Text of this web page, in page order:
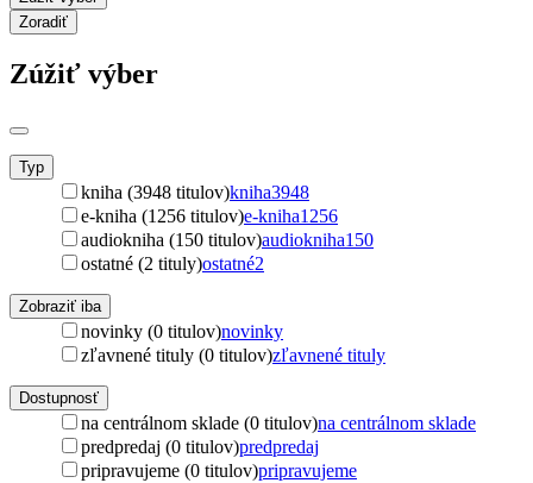
Zoradiť
Zúžiť výber
Typ
kniha (3948 titulov)kniha3948
e-kniha (1256 titulov)e-kniha1256
audiokniha (150 titulov)audiokniha150
ostatné (2 tituly)ostatné2
Zobraziť iba
novinky (0 titulov)novinky
zľavnené tituly (0 titulov)zľavnené tituly
Dostupnosť
na centrálnom sklade (0 titulov)na centrálnom sklade
predpredaj (0 titulov)predpredaj
pripravujeme (0 titulov)pripravujeme